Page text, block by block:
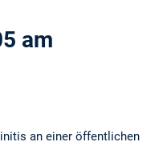
am
an einer öffentlichen